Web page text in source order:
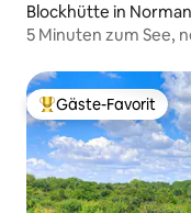
Blockhütte in Norman
5 Minuten zum See,
Beliebter Gäste-
Gäste-Favorit